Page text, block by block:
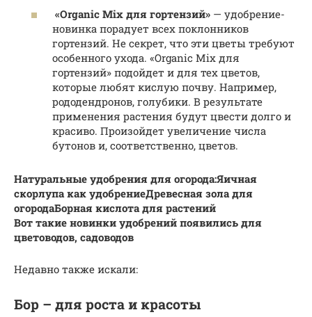
«Organic Mix для гортензий» — удобрение-
новинка порадует всех поклонников
гортензий. Не секрет, что эти цветы требуют
особенного ухода. «Organic Mix для
гортензий» подойдет и для тех цветов,
которые любят кислую почву. Например,
рододендронов, голубики. В результате
применения растения будут цвести долго и
красиво. Произойдет увеличение числа
бутонов и, соответственно, цветов.
Натуральные удобрения для огорода:Яичная
скорлупа как удобрениеДревесная зола для
огородаБорная кислота для растений
Вот такие новинки удобрений появились для
цветоводов, садоводов
Недавно также искали:
Бор – для роста и красоты